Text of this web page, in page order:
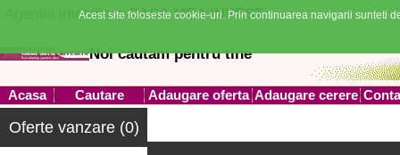
Agentia imobiliara CASA MEA INVEST
Noi cautam pentru tine
Acasa Cautare Adaugare oferta Adaugare cerere
Oferte vanzare (0)
Acest site foloseste cookie-uri. Prin continuarea navigarii sunteti